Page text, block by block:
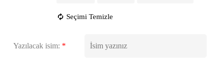
Seçimi Temizle
Yazılacak isim: *